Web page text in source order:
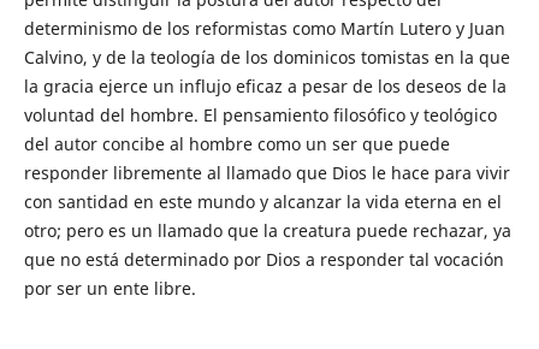
determinismo de los reformistas como Martín Lutero y Juan
Calvino, y de la teología de los dominicos tomistas en la que
la gracia ejerce un influjo eficaz a pesar de los deseos de la
voluntad del hombre. El pensamiento filosófico y teológico
del autor concibe al hombre como un ser que puede
responder libremente al llamado que Dios le hace para vivir
con santidad en este mundo y alcanzar la vida eterna en el
otro; pero es un llamado que la creatura puede rechazar, ya
que no está determinado por Dios a responder tal vocación
por ser un ente libre.